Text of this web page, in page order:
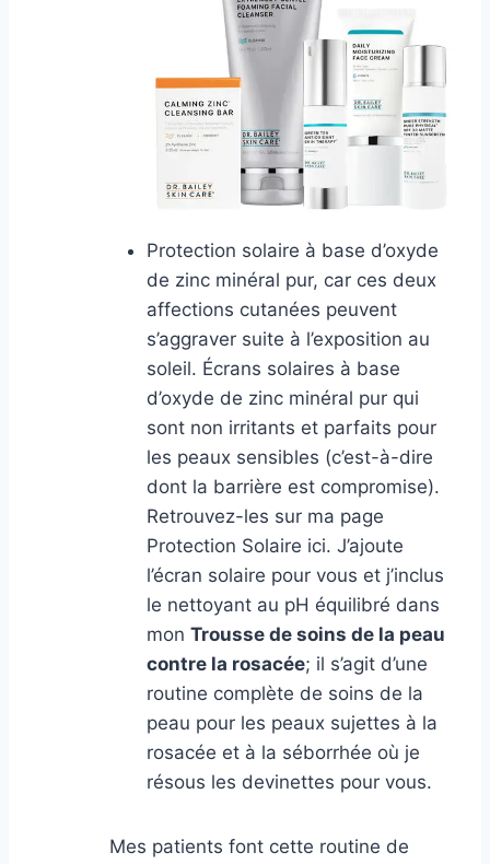
Protection solaire à base d’oxyde
de zinc minéral pur, car ces deux
affections cutanées peuvent
s’aggraver suite à l’exposition au
soleil. Écrans solaires à base
d’oxyde de zinc minéral pur qui
sont non irritants et parfaits pour
les peaux sensibles (c’est-à-dire
dont la barrière est compromise).
Retrouvez-les sur ma page
Protection Solaire ici. J’ajoute
l’écran solaire pour vous et j’inclus
le nettoyant au pH équilibré dans
mon Trousse de soins de la peau
contre la rosacée; il s’agit d’une
routine complète de soins de la
peau pour les peaux sujettes à la
rosacée et à la séborrhée où je
résous les devinettes pour vous.
Mes patients font cette routine de